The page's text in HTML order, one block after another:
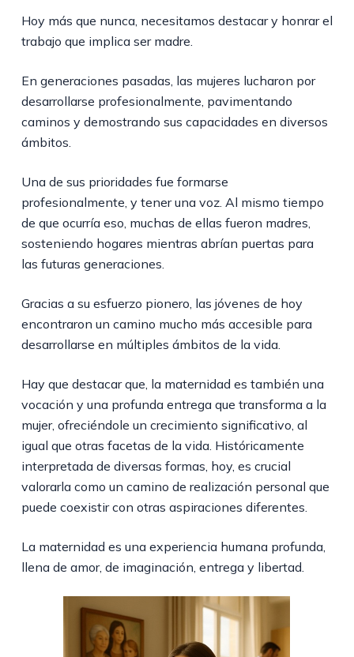
Hoy más que nunca, necesitamos destacar y honrar el
trabajo que implica ser madre.
En generaciones pasadas, las mujeres lucharon por
desarrollarse profesionalmente, pavimentando
caminos y demostrando sus capacidades en diversos
ámbitos.
Una de sus prioridades fue formarse
profesionalmente, y tener una voz. Al mismo tiempo
de que ocurría eso, muchas de ellas fueron madres,
sosteniendo hogares mientras abrían puertas para
las futuras generaciones.
Gracias a su esfuerzo pionero, las jóvenes de hoy
encontraron un camino mucho más accesible para
desarrollarse en múltiples ámbitos de la vida.
Hay que destacar que, la maternidad es también una
vocación y una profunda entrega que transforma a la
mujer, ofreciéndole un crecimiento significativo, al
igual que otras facetas de la vida. Históricamente
interpretada de diversas formas, hoy, es crucial
valorarla como un camino de realización personal que
puede coexistir con otras aspiraciones diferentes.
La maternidad es una experiencia humana profunda,
llena de amor, de imaginación, entrega y libertad.